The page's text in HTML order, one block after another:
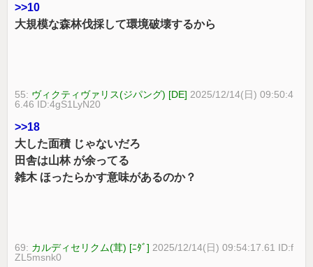
>>10
大規模な森林伐採して環境破壊するから
55: ヴィクティヴァリス(ジパング) [DE] 2025/12/14(日) 09:50:4
6.46 ID:4gS1LyN20
>>18
大した面積 じゃないだろ
田舎は山林 が余ってる
雑木 ほったらかす意味があるのか？
69: カルディセリクム(茸) [ﾆﾀﾞ] 2025/12/14(日) 09:54:17.61 ID:f
ZL5msnk0